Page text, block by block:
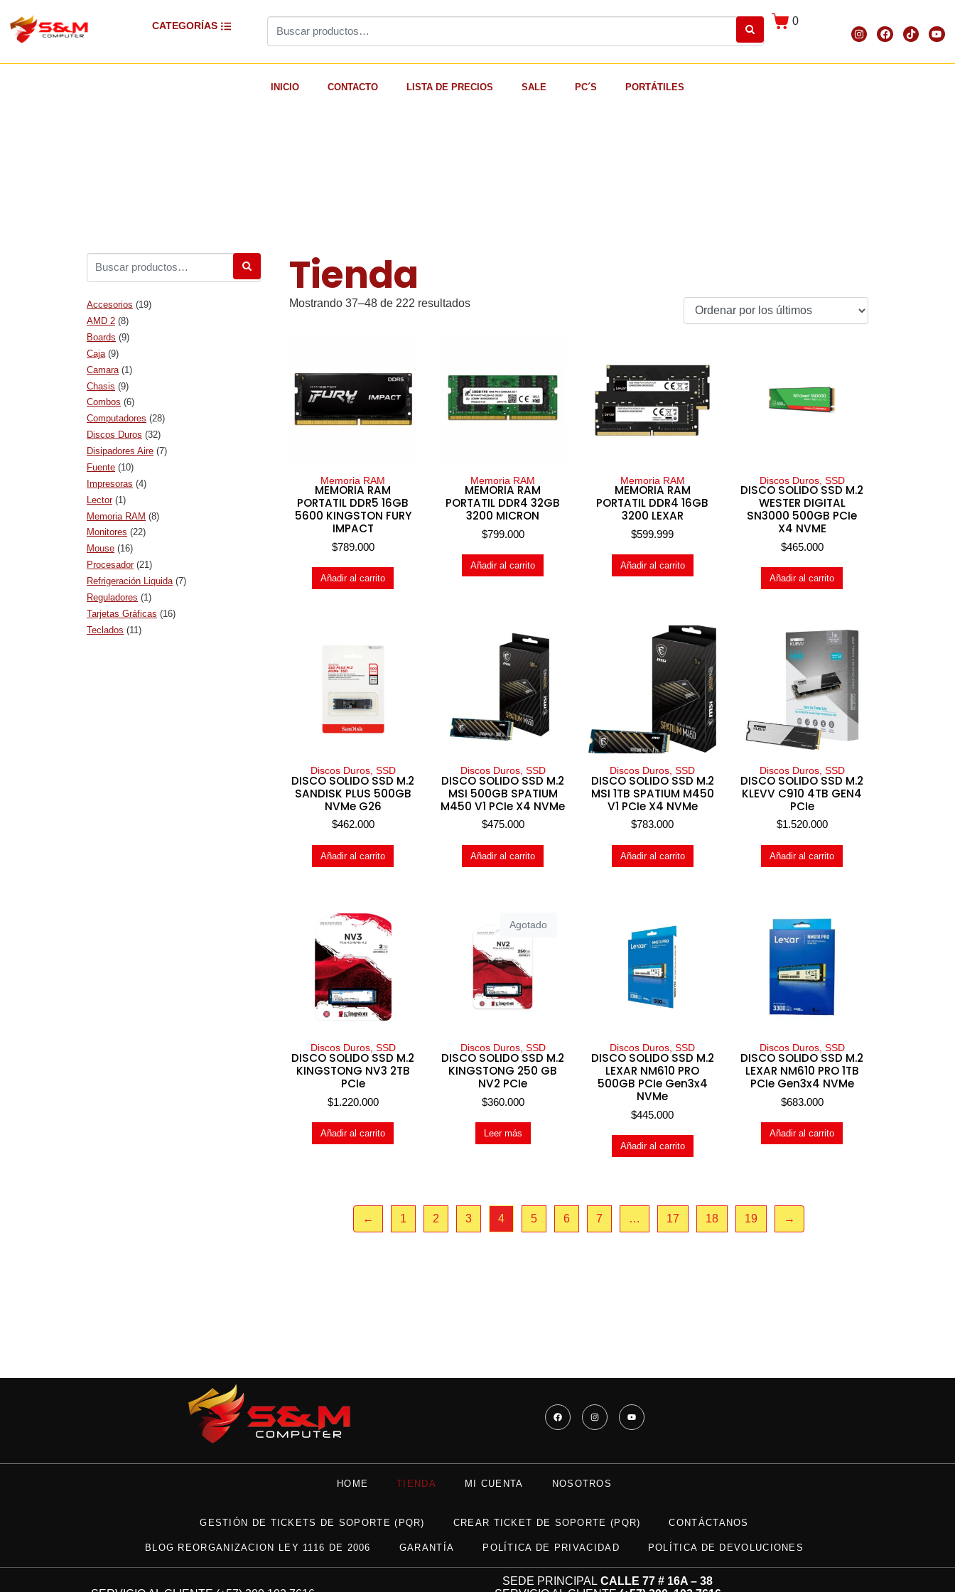
CATEGORÍAS 0
INICIO CONTACTO LISTA DE PRECIOS SALE PC´S PORTÁTILES
Tienda
Mostrando 37–48 de 222 resultados
Memoria RAM
MEMORIA RAM
PORTATIL DDR5 16GB
5600 KINGSTON FURY
IMPACT
$789.000
Añadir al carrito
Memoria RAM
MEMORIA RAM
PORTATIL DDR4 32GB
3200 MICRON
$799.000
Añadir al carrito
Memoria RAM
MEMORIA RAM
PORTATIL DDR4 16GB
3200 LEXAR
$599.999
Añadir al carrito
Discos Duros, SSD
DISCO SOLIDO SSD M.2
WESTER DIGITAL
SN3000 500GB PCIe
X4 NVME
$465.000
Añadir al carrito
Discos Duros, SSD
DISCO SOLIDO SSD M.2
SANDISK PLUS 500GB
NVMe G26
$462.000
Añadir al carrito
Discos Duros, SSD
DISCO SOLIDO SSD M.2
MSI 500GB SPATIUM
M450 V1 PCIe X4 NVMe
$475.000
Añadir al carrito
Discos Duros, SSD
DISCO SOLIDO SSD M.2
MSI 1TB SPATIUM M450
V1 PCIe X4 NVMe
$783.000
Añadir al carrito
Discos Duros, SSD
DISCO SOLIDO SSD M.2
KLEVV C910 4TB GEN4
PCIe
$1.520.000
Añadir al carrito
Discos Duros, SSD
DISCO SOLIDO SSD M.2
KINGSTONG NV3 2TB
PCIe
$1.220.000
Añadir al carrito
Agotado
Discos Duros, SSD
DISCO SOLIDO SSD M.2
KINGSTONG 250 GB
NV2 PCIe
$360.000
Leer más
Discos Duros, SSD
DISCO SOLIDO SSD M.2
LEXAR NM610 PRO
500GB PCIe Gen3x4
NVMe
$445.000
Añadir al carrito
Discos Duros, SSD
DISCO SOLIDO SSD M.2
LEXAR NM610 PRO 1TB
PCIe Gen3x4 NVMe
$683.000
Añadir al carrito
← 1 2 3 4 5 6 7 … 17 18 19 →
Accesorios (19)
AMD 2 (8)
Boards (9)
Caja (9)
Camara (1)
Chasis (9)
Combos (6)
Computadores (28)
Discos Duros (32)
Disipadores Aire (7)
Fuente (10)
Impresoras (4)
Lector (1)
Memoria RAM (8)
Monitores (22)
Mouse (16)
Procesador (21)
Refrigeración Liquida (7)
Reguladores (1)
Tarjetas Gráficas (16)
Teclados (11)
HOME TIENDA MI CUENTA NOSOTROS
GESTIÓN DE TICKETS DE SOPORTE (PQR) CREAR TICKET DE SOPORTE (PQR) CONTÁCTANOS
BLOG REORGANIZACION LEY 1116 DE 2006 GARANTÍA POLÍTICA DE PRIVACIDAD POLÍTICA DE DEVOLUCIONES
SEDE PRINCIPAL CALLE 77 # 16A – 38